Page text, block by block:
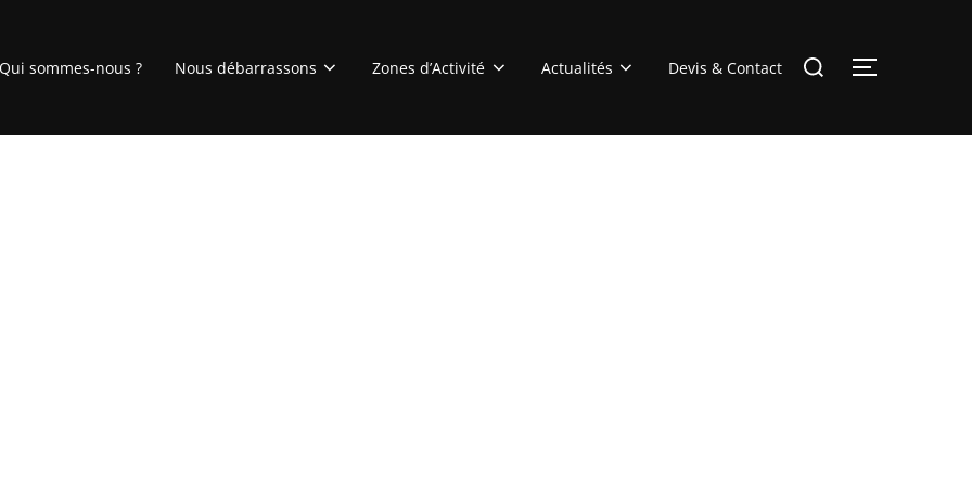
Qui sommes-nous ? Nous débarrassons Zones d’Activité Actualités Devis & Contact
Rechercher :